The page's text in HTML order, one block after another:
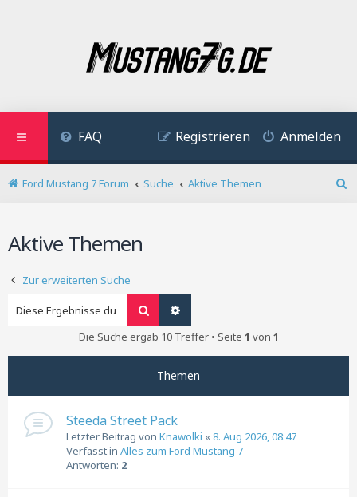
FAQ Anmelden
Registrieren
Ford Mustang 7 Forum Suche
Aktive Themen
Aktive Themen
Zur erweiterten Suche
Suche
Die Suche ergab 10 Treffer • Seite 1 von 1
Themen
Steeda Street Pack
Letzter Beitrag von Knawolki «8. Aug 2026, 08:47
Verfasst in Alles zum Ford Mustang 7
Antworten: 2